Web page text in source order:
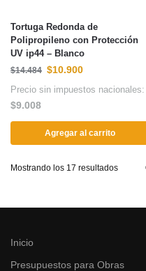
Tortuga Redonda de
Polipropileno con Protección
UV ip44 – Blanco
$14.484 $10.900
Precio sin impuestos nacionales:
$9.008
Agregar al carrito
Mostrando los 17 resultados
Inicio
Presupuestos para Obras